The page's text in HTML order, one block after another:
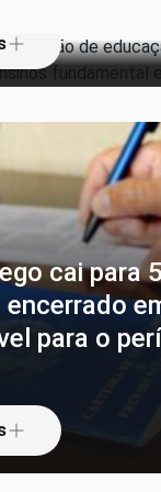
cai para
para o